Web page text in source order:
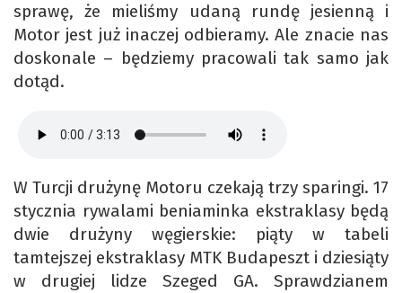
sprawę, że mieliśmy udaną rundę jesienną i
Motor jest już inaczej odbieramy. Ale znacie nas
doskonale – będziemy pracowali tak samo jak
dotąd.
W Turcji drużynę Motoru czekają trzy sparingi. 17
stycznia rywalami beniaminka ekstraklasy będą
dwie drużyny węgierskie: piąty w tabeli
tamtejszej ekstraklasy MTK Budapeszt i dziesiąty
w drugiej lidze Szeged GA. Sprawdzianem